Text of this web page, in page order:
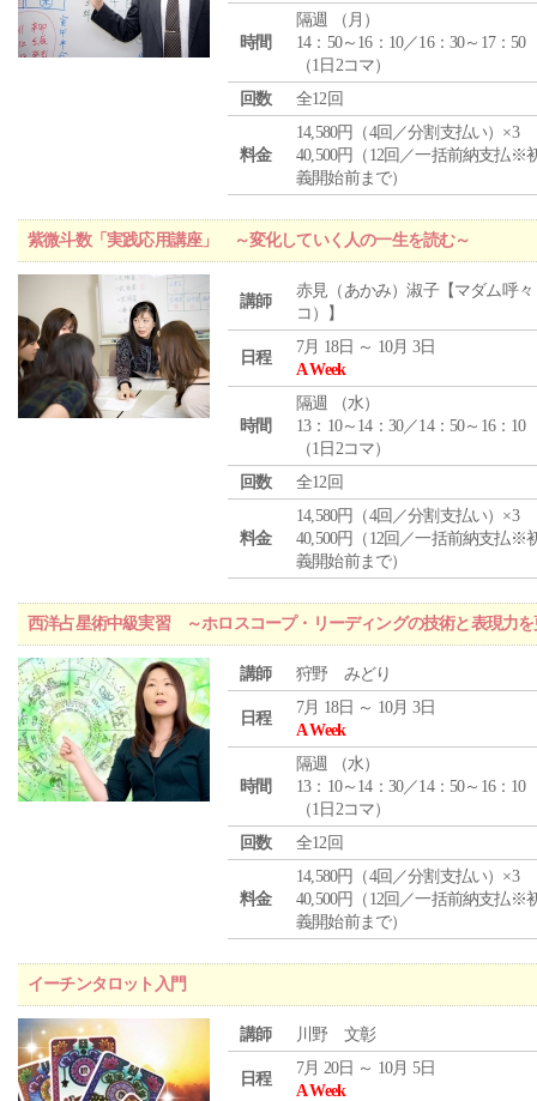
時間
隔週 （ 月 ）
14：50～16：10／16：30～17：50
（1日2コマ）
回数
全12回
料金
14,580円（4回／分割支払い）×3
40,500円（12回／一括前納支払※
義開始前まで）
紫微斗数「実践応用講座」 ～変化していく人の一生を読む～
講師
赤見（あかみ）淑子【マダム呼々
コ）】
日程
7月 18日 ～ 10月 3日
A Week
時間
隔週 （水）
13：10～14：30／14：50～16：10
（1日2コマ）
回数
全12回
料金
14,580円（4回／分割支払い）×3
40,500円（12回／一括前納支払※
義開始前まで）
西洋占星術中級実習 ～ホロスコープ・リーディングの技術と表現力
講師 狩野 みどり
日程
7月 18日 ～ 10月 3日
A Week
時間
隔週 （水）
13：10～14：30／14：50～16：10
（1日2コマ）
回数
全12回
料金
14,580円（4回／分割支払い）×3
40,500円（12回／一括前納支払※
義開始前まで）
イーチンタロット入門
講師 川野 文彰
日程
7月 20日 ～ 10月 5日
A Week